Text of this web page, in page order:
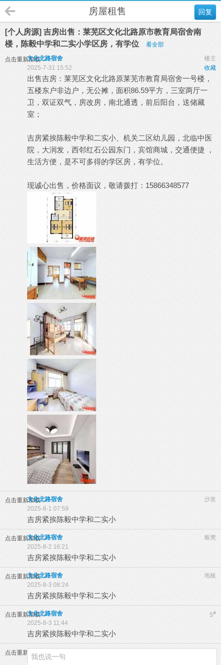
回复
房屋租售
[个人房源] 吉房出售：莱芜区文化北路原市教育局宿舍南
楼，陈毅中学和二实小学区房，有学位
看全部
点击重新加载 楼主
文化北路宿舍
收藏
2025-7-31 15:52
出售吉房：莱芜区文化北路原莱芜市教育局宿舍一号楼，
五楼东户非边户，无公摊，面积86.59平方，三室两厅一
卫，双证双气，房改房，南北通透，前后阳台，送储藏
室；
吉房紧挨陈毅中学和二实小、机关二区幼儿园，北临中医
院，大润发，西邻红石公园东门，宾馆商城，交通便捷 ，
生活方便，是不可多得的学区房，有学位。
现诚心出售，价格面议，敬请拨打：15866348577
点击重新加载 沙发
文化北路宿舍
2025-8-1 07:59
吉房紧挨陈毅中学和二实小
点击重新加载 板凳
文化北路宿舍
2025-8-2 16:21
吉房紧挨陈毅中学和二实小
点击重新加载 地板
文化北路宿舍
2025-8-3 08:24
吉房紧挨陈毅中学和二实小
点击重新加载 5#
文化北路宿舍
2025-8-3 11:44
吉房紧挨陈毅中学和二实小
点击重新加载